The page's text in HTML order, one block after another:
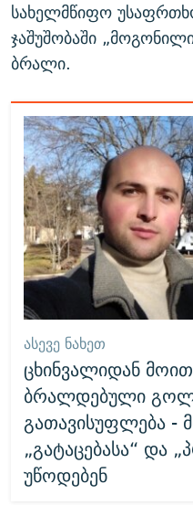
სახელმწიფო
ჯაშუშობაში
ბრალი.
ᲐᲡᲔᲕᲔ ᲜᲐᲮᲔᲗ
ცხინვალიდან
ბრალდებული
გათავისუფლება -
„გატაცებასა“ და
უწოდებენ